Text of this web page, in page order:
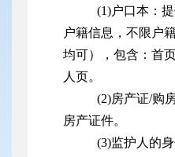
(1)户口本：
户籍信息，不限户
均可），包含：首
人页。
(2)房产证/购
房产证件。
(3)监护人的身